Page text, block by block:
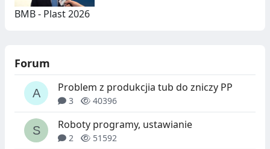
BMB - Plast 2026
Forum
Problem z produkcjia tub do zniczy PP
3 40396
Roboty programy, ustawianie
2 51592